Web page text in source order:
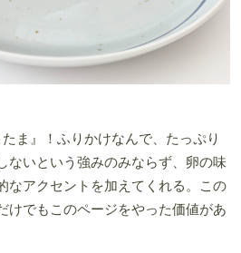
ま』！ふりかけなんで、たっぷり
ないという強みのみならず、卵の味
なアクセントを加えてくれる。この
けでもこのページをやった価値があ